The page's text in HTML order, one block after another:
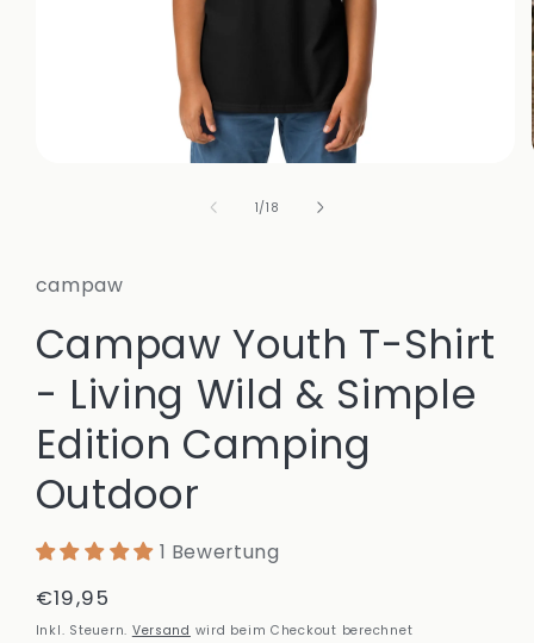
1/von
18
campaw
Campaw Youth T-Shirt
- Living Wild & Simple
Edition Camping
Outdoor
1 Bewertung
Normaler
Preis
€19,95
Inkl. Steuern. Versand wird beim Checkout berechnet